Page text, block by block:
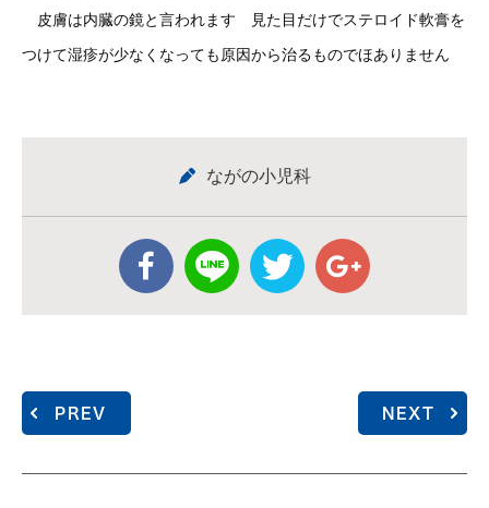
皮膚は内臓の鏡と言われます 見た目だけでステロイド軟膏を
つけて湿疹が少なくなっても原因から治るものでほありません
ながの小児科
PREV NEXT